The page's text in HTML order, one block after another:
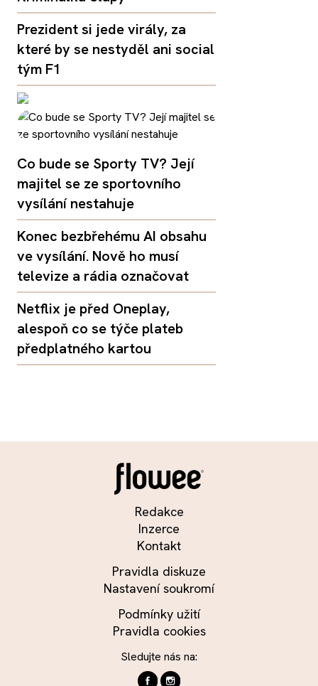
Prezident si jede virály, za
které by se nestyděl ani social
tým F1
Co bude se Sporty TV? Její
majitel se ze sportovního
vysílání nestahuje
Konec bezbřehému AI obsahu
ve vysílání. Nově ho musí
televize a rádia označovat
Netflix je před Oneplay,
alespoň co se týče plateb
předplatného kartou
Redakce
Inzerce
Kontakt
Pravidla diskuze
Nastavení soukromí
Podmínky užití
Pravidla cookies
Sledujte nás na: